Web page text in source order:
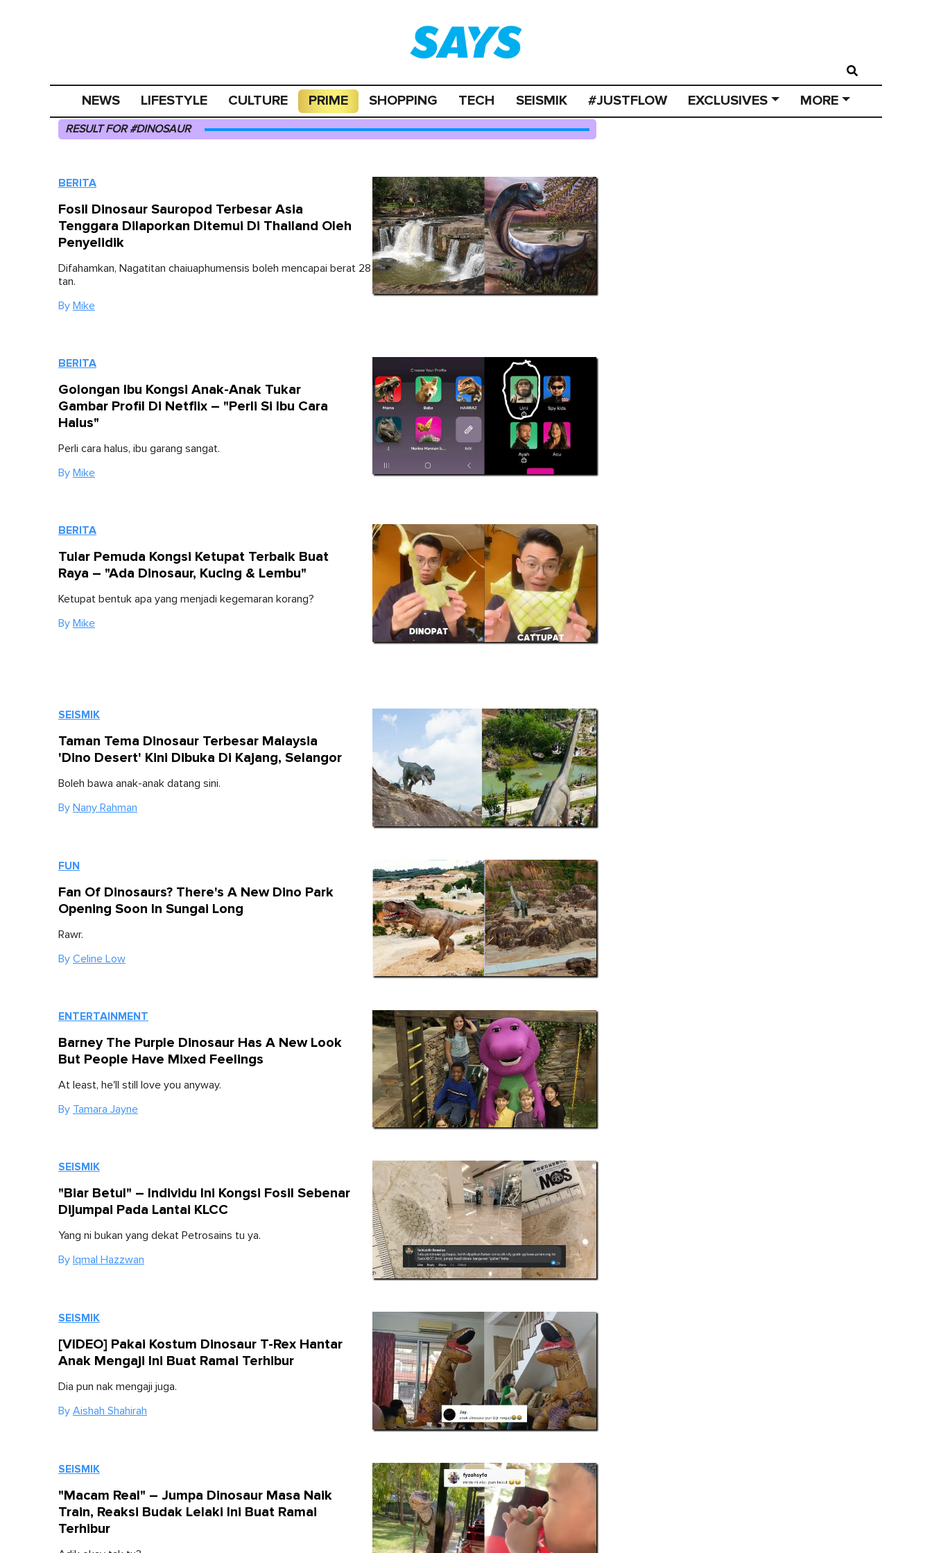
NEWS LIFESTYLE CULTURE PRIME SHOPPING TECH SEISMIK #JUSTFLOW EXCLUSIVES MORE
RESULT FOR #DINOSAUR
BERITA
Fosil Dinosaur Sauropod Terbesar Asia
Tenggara Dilaporkan Ditemui Di Thailand Oleh
Penyelidik
Difahamkan, Nagatitan chaiuaphumensis boleh mencapai berat 28
tan.
By Mike
BERITA
Golongan Ibu Kongsi Anak-Anak Tukar
Gambar Profil Di Netflix – "Perli Si Ibu Cara
Halus"
Perli cara halus, ibu garang sangat.
By Mike
BERITA
Tular Pemuda Kongsi Ketupat Terbaik Buat
Raya – "Ada Dinosaur, Kucing & Lembu"
Ketupat bentuk apa yang menjadi kegemaran korang?
By Mike
SEISMIK
Taman Tema Dinosaur Terbesar Malaysia
'Dino Desert' Kini Dibuka Di Kajang, Selangor
Boleh bawa anak-anak datang sini.
By Nany Rahman
FUN
Fan Of Dinosaurs? There's A New Dino Park
Opening Soon In Sungai Long
Rawr.
By Celine Low
ENTERTAINMENT
Barney The Purple Dinosaur Has A New Look
But People Have Mixed Feelings
At least, he'll still love you anyway.
By Tamara Jayne
SEISMIK
"Biar Betul" – Individu Ini Kongsi Fosil Sebenar
Dijumpai Pada Lantai KLCC
Yang ni bukan yang dekat Petrosains tu ya.
By Iqmal Hazzwan
SEISMIK
[VIDEO] Pakai Kostum Dinosaur T-Rex Hantar
Anak Mengaji Ini Buat Ramai Terhibur
Dia pun nak mengaji juga.
By Aishah Shahirah
SEISMIK
"Macam Real" – Jumpa Dinosaur Masa Naik
Train, Reaksi Budak Lelaki Ini Buat Ramai
Terhibur